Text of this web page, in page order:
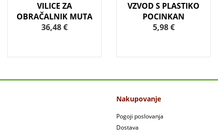
VILICE ZA
OBRAČALNIK MUTA
36,48 €
VZVOD S PLASTIKO
POCINKAN
5,98 €
Nakupovanje
Pogoji poslovanja
Dostava